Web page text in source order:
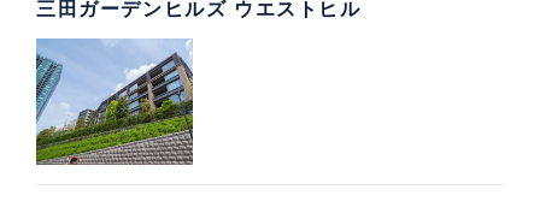
三田ガーデンヒルズ ウエストヒル